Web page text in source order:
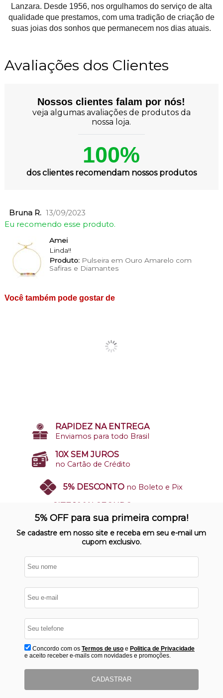
Lanzara. Desde 1956, nos orgulhamos do serviço de alta
qualidade que prestamos, com uma tradição de criação de
suas joias dos sonhos que permanecem nos dias atuais.
Avaliações dos Clientes
Nossos clientes falam por nós!
veja algumas avaliações de produtos da
nossa loja.
100%
dos clientes recomendam nossos produtos
Bruna R. 13/09/2023
Eu recomendo esse produto.
Amei
Linda!!
Produto:Pulseira em Ouro Amarelo com
Safiras e Diamantes
Você também pode gostar de
RAPIDEZ NA ENTREGA
Enviamos para todo Brasil
10X SEM JUROS
no Cartão de Crédito
5% DESCONTO no Boleto e Pix
SITE 100% SEGURO
Nosso site opera em ambiente
protegido
5% OFF para sua primeira compra!
Se cadastre em nosso site e receba em seu e-mail um
cupom exclusivo.
Concordo com os Termos de usoe Politica de Privacidade
e aceito receber e-mails com novidades e promoções.
CADASTRAR